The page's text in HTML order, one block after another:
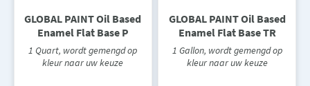
GLOBAL PAINT Oil Based
Enamel Flat Base P
1 Quart, wordt gemengd op
kleur naar uw keuze
GLOBAL PAINT Oil Based
Enamel Flat Base TR
1 Gallon, wordt gemengd op
kleur naar uw keuze